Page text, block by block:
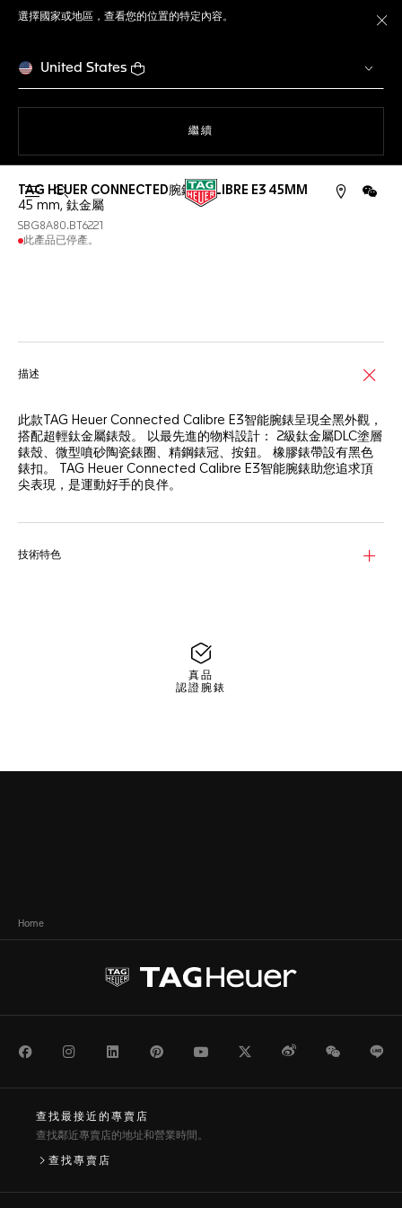
選擇國家或地區，查看您的位置的特定內容。
United States
繼續
開啟搜尋 微信
TAG HEUER CONNECTED腕錶 CALIBRE E3 45MM
45 mm, 鈦金屬
SBG8A80.BT6221
此產品已停產。
描述
此款TAG Heuer Connected Calibre E3智能腕錶呈現全黑外觀，
搭配超輕鈦金屬錶殼。 以最先進的物料設計： 2級鈦金屬DLC塗層
錶殼、微型噴砂陶瓷錶圈、精鋼錶冠、按鈕。 橡膠錶帶設有黑色
錶扣。 TAG Heuer Connected Calibre E3智能腕錶助您追求頂
尖表現，是運動好手的良伴。
技術特色
真品
認證腕錶
Home
FacebookInstagramLinkedInPinterestYoutubeTwitterWeiboWeChat
查找最接近的專賣店
查找鄰近專賣店的地址和營業時間。
查找專賣店